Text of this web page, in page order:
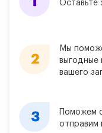
Оставьте
Мы
выгодные
вашего
Поможем
отправим